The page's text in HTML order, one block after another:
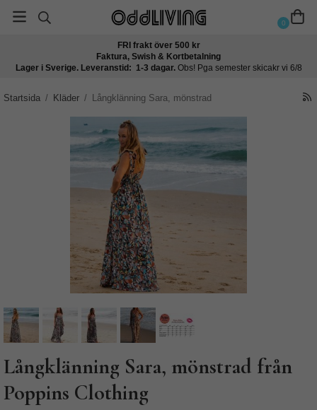
0
FRI frakt över 500 kr
Faktura, Swish & Kortbetalning
Lager i Sverige. Leveranstid: 1-3 dagar. Obs! Pga semester skicakr vi 6/8
Startsida / Kläder / Långklänning Sara, mönstrad
Långklänning Sara, mönstrad från
Poppins Clothing